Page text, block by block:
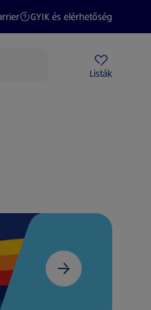
nyílik meg)
GYIK és elérhetőség
(új oldalon nyílik meg)
Listák